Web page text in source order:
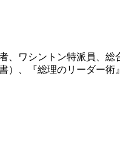
、ワシントン特派員、
）、『総理のリーダー